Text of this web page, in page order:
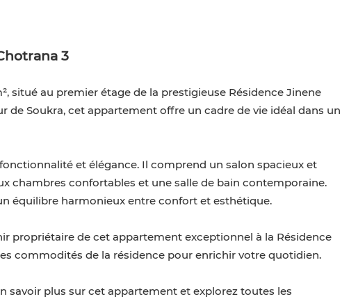
3
situé au premier étage de la prestigieuse Résidence Jinene
de Soukra, cet appartement offre un cadre de vie idéal dans un
et élégance. Il comprend un salon spacieux et
chambres confortables et une salle de bain contemporaine.
équilibre harmonieux entre confort et esthétique.
propriétaire de cet appartement exceptionnel à la Résidence
commodités de la résidence pour enrichir votre quotidien.
savoir plus sur cet appartement et explorez toutes les